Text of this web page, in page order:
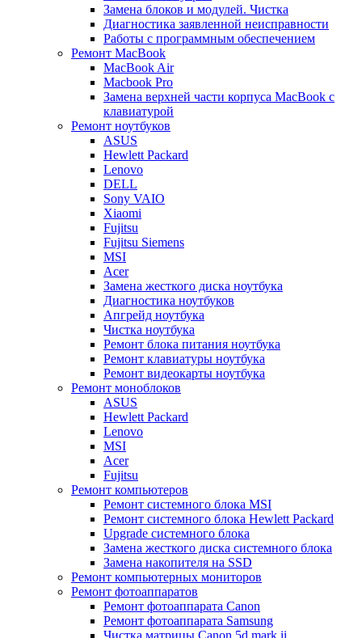
Замена блоков и модулей. Чистка
Диагностика заявленной неисправности
Работы с программным обеспечением
Ремонт MacBook
MacBook Air
Macbook Pro
Замена верхней части корпуса MacBook с
клавиатурой
Ремонт ноутбуков
ASUS
Hewlett Packard
Lenovo
DELL
Sony VAIO
Xiaomi
Fujitsu
Fujitsu Siemens
MSI
Acer
Замена жесткого диска ноутбука
Диагностика ноутбуков
Апгрейд ноутбука
Чистка ноутбука
Ремонт блока питания ноутбука
Ремонт клавиатуры ноутбука
Ремонт видеокарты ноутбука
Ремонт моноблоков
ASUS
Hewlett Packard
Lenovo
MSI
Acer
Fujitsu
Ремонт компьютеров
Ремонт системного блока MSI
Ремонт системного блока Hewlett Packard
Upgrade системного блока
Замена жесткого диска системного блока
Замена накопителя на SSD
Ремонт компьютерных мониторов
Ремонт фотоаппаратов
Ремонт фотоаппарата Canon
Ремонт фотоаппарата Samsung
Чистка матрицы Canon 5d mark ii